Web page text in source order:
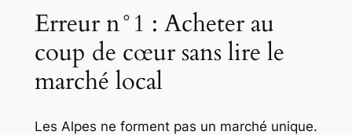
Erreur n°1 : Acheter au
coup de cœur sans lire le
marché local
Les Alpes ne forment pas un marché unique.